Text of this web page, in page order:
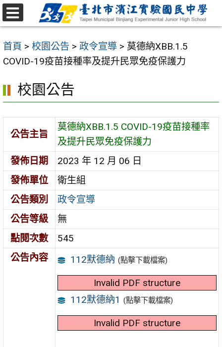
跳
至
要
內
區
首頁 > 校園公告 > 政令宣導 > 莫德納XBB.1.5
COVID-19疫苗接種率及提升民眾免疫保護力
校園公告
公告主旨
莫德納XBB.1.5 COVID-19疫苗接種率
及提升民眾免疫保護力
發佈日期
2023 年 12 月 06 日
發佈單位
衛生組
公告類別
政令宣導
公告等級
無
點閱次數
545
公告內容
112默德納 (點擊下載檔案)
Invalid PDF structure
112默德納1 (點擊下載檔案)
Invalid PDF structure
選
單